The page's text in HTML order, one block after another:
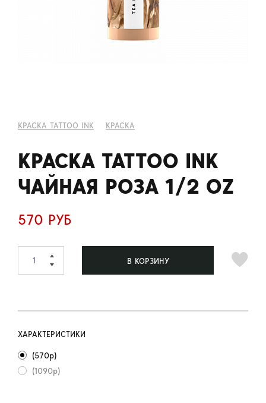
КРАСКА TATTOO INK КРАСКА
КРАСКА TATTOO INK
ЧАЙНАЯ РОЗА 1/2 OZ
570 РУБ
В КОРЗИНУ
ХАРАКТЕРИСТИКИ
(570р)
(1090р)